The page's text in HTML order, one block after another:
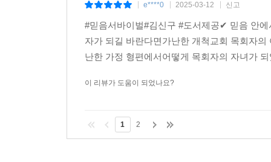
e****0 2025-03-12 신고
#믿음서바이벌#김신구 #도서제공✔ 믿음 안
자가 되길 바란다면가난한 개척교회 목회자
난한 가정 형편에서어떻게 목회자의 자녀가
이 리뷰가 도움이 되었나요?
1 2